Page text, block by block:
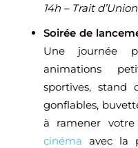
14h – Trait
Soirée de
Une journée
animations
sportives, stand
gonflables,
à ramener
cinéma avec la